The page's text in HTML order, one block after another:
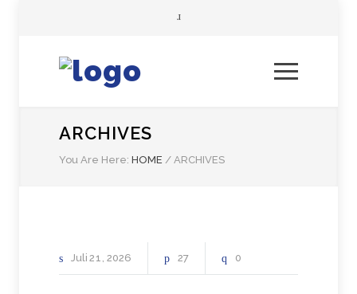
ARCHIVES
You Are Here: HOME / ARCHIVES
Juli 21 2026 27 0